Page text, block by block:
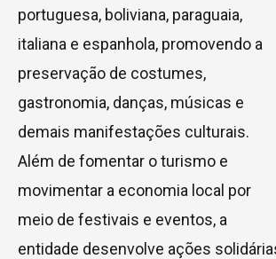
portuguesa, boliviana, paraguaia,
italiana e espanhola, promovendo a
preservação de costumes,
gastronomia, danças, músicas e
demais manifestações culturais.
Além de fomentar o turismo e
movimentar a economia local por
meio de festivais e eventos, a
entidade desenvolve ações